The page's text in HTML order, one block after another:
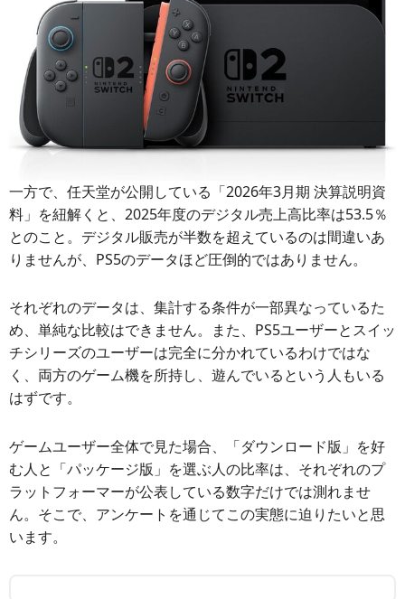
一方で、任天堂が公開している「2026年3月期 決算説明資
料」を紐解くと、2025年度のデジタル売上高比率は53.5％
とのこと。デジタル販売が半数を超えているのは間違いあ
りませんが、PS5のデータほど圧倒的ではありません。
それぞれのデータは、集計する条件が一部異なっているた
め、単純な比較はできません。また、PS5ユーザーとスイッ
チシリーズのユーザーは完全に分かれているわけではな
く、両方のゲーム機を所持し、遊んでいるという人もいる
はずです。
ゲームユーザー全体で見た場合、「ダウンロード版」を好
む人と「パッケージ版」を選ぶ人の比率は、それぞれのプ
ラットフォーマーが公表している数字だけでは測れませ
ん。そこで、アンケートを通じてこの実態に迫りたいと思
います。